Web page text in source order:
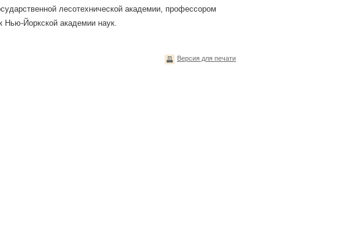
лесотехнической академии, профессором
Нью-Йоркской академии наук.
Версия для печати